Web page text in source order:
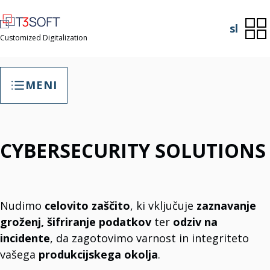
Customized Digitalization
sl
MENI
IT Cybersecurity Solutions
Skladnost z zakoni o informacijski varnosti.
Izboljšajte produktivnost z našimi poslovnimi aplikacijami.
Web Hosting
Celovite gostovalne storitve
Web Development
Strokovne storitve spletnega oblikovanja.
IT Support
CYBERSECURITY SOLUTIONS
Nudimo celovito zaščito, ki vključuje zaznavanje
groženj, šifriranje podatkov ter odziv na
incidente, da zagotovimo varnost in integriteto
vašega produkcijskega okolja.